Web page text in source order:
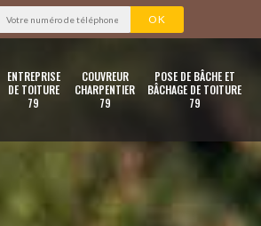
ENTREPRISE
DE TOITURE
79
COUVREUR
CHARPENTIER
79
POSE DE BÂCHE ET
BÂCHAGE DE TOITURE
79